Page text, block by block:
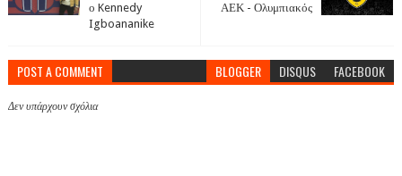
ΑΕΚ - Ολυμπιακός
ο Kennedy
Igboananike
POST A COMMENT BLOGGER DISQUS FACEBOOK
Δεν υπάρχουν σχόλια